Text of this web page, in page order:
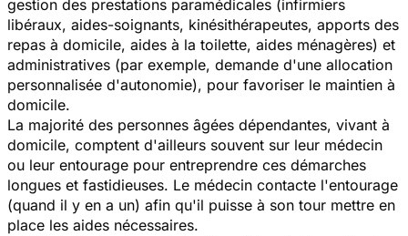
gestion des prestations paramédicales (infirmiers
libéraux, aides-soignants, kinésithérapeutes, apports des
repas à domicile, aides à la toilette, aides ménagères) et
administratives (par exemple, demande d'une allocation
personnalisée d'autonomie), pour favoriser le maintien à
domicile.
La majorité des personnes âgées dépendantes, vivant à
domicile, comptent d'ailleurs souvent sur leur médecin
ou leur entourage pour entreprendre ces démarches
longues et fastidieuses. Le médecin contacte l'entourage
(quand il y en a un) afin qu'il puisse à son tour mettre en
place les aides nécessaires.